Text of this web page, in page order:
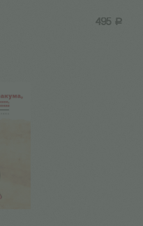
495 Р